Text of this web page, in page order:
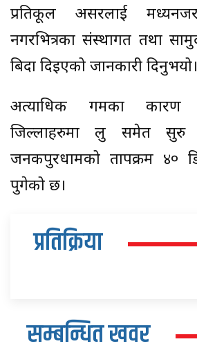
प्रतिकूल असरलाई
नगरभित्रका संस्थागत तथा
बिदा दिइएको जानकारी दिनुभयो।
अत्याधिक गर्मीका
जिल्लाहरुमा लु समेत
जनकपुरधामको तापक्रम ४०
पुगेको छ।
प्रतिक्रिया
सम्बन्धित खवर